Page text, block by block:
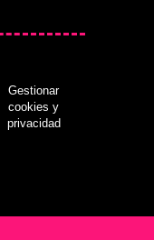
Gestionar
cookies y
privacidad